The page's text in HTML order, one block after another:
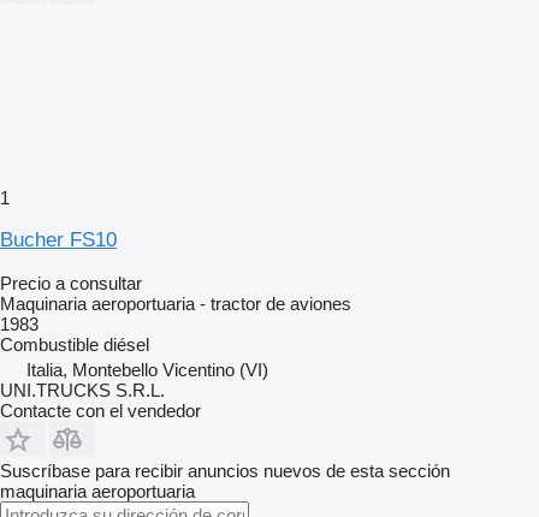
1
Bucher FS10
Precio a consultar
Maquinaria aeroportuaria - tractor de aviones
1983
Combustible diésel
Italia, Montebello Vicentino (VI)
UNI.TRUCKS S.R.L.
Contacte con el vendedor
Suscríbase para recibir anuncios nuevos de esta sección
maquinaria aeroportuaria